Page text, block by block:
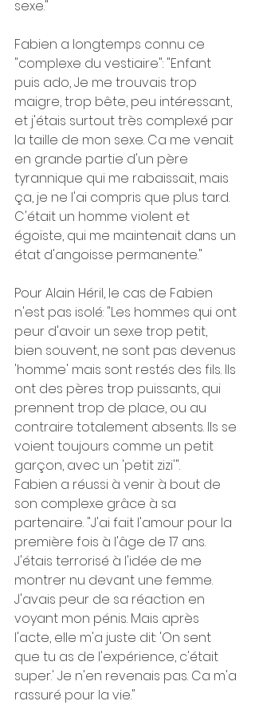
sexe."
Fabien a longtemps connu ce
"complexe du vestiaire": "Enfant
puis ado, Je me trouvais trop
maigre, trop bête, peu intéressant,
et j'étais surtout très complexé par
la taille de mon sexe. Ca me venait
en grande partie d'un père
tyrannique qui me rabaissait, mais
ça, je ne l'ai compris que plus tard.
C'était un homme violent et
égoïste, qui me maintenait dans un
état d'angoisse permanente."
Pour Alain Héril, le cas de Fabien
n'est pas isolé: "Les hommes qui ont
peur d'avoir un sexe trop petit,
bien souvent, ne sont pas devenus
'homme' mais sont restés des fils. Ils
ont des pères trop puissants, qui
prennent trop de place, ou au
contraire totalement absents. Ils se
voient toujours comme un petit
garçon, avec un 'petit zizi'".
Fabien a réussi à venir à bout de
son complexe grâce à sa
partenaire. "J'ai fait l'amour pour la
première fois à l'âge de 17 ans.
J'étais terrorisé à l'idée de me
montrer nu devant une femme.
J'avais peur de sa réaction en
voyant mon pénis. Mais après
l'acte, elle m'a juste dit: 'On sent
que tu as de l'expérience, c'était
super.' Je n'en revenais pas. Ca m'a
rassuré pour la vie."